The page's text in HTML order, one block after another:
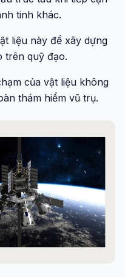
tinh khác.
liệu này để xây dựng
trên quỹ đạo.
của vật liệu không
thám hiểm vũ trụ.